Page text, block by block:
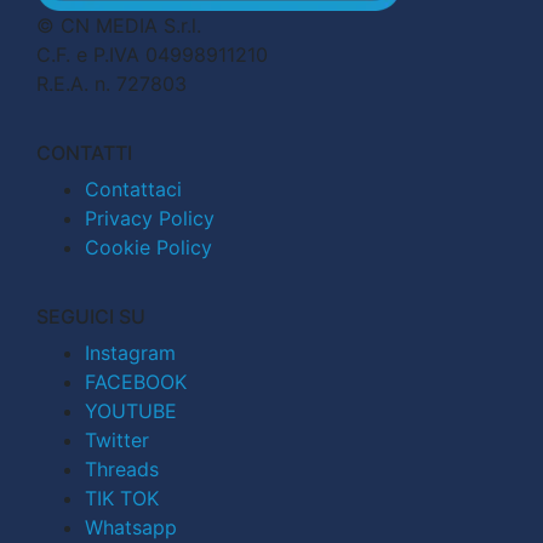
© CN MEDIA S.r.l.
C.F. e P.IVA 04998911210
R.E.A. n. 727803
CONTATTI
Contattaci
Privacy Policy
Cookie Policy
SEGUICI SU
Instagram
FACEBOOK
YOUTUBE
Twitter
Threads
TIK TOK
Whatsapp